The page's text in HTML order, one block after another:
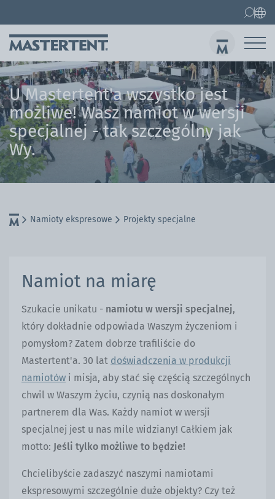
U Mastertent'a wszystko jest
możliwe! Wasz namiot w wersji
specjalnej - tak szczególny jak
Wy.
Namioty ekspresowe Projekty specjalne
Namiot na miarę
Szukacie unikatu - namiotu w wersji specjalnej,
który dokładnie odpowiada Waszym życzeniom i
pomysłom? Zatem dobrze trafiliście do
Mastertent'a. 30 lat doświadczenia w produkcji
namiotów i misja, aby stać się częścią szczególnych
chwil w Waszym życiu, czynią nas doskonałym
partnerem dla Was. Każdy namiot w wersji
specjalnej jest u nas mile widziany! Całkiem jak
motto: Jeśli tylko możliwe to będzie!
Chcielibyście zadaszyć naszymi namiotami
ekspresowymi szczególnie duże objekty? Czy też
Kontakt
FAQ
Namioty ekspresowe
Namiot ekspresowy 3x3 m